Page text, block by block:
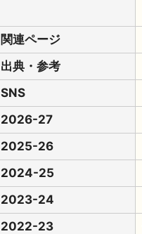
関連ページ
出典・参考
SNS
2026-27
2025-26
2024-25
2023-24
2022-23